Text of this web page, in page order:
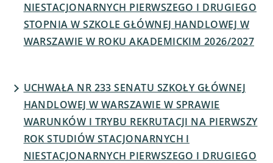
NIESTACJONARNYCH PIERWSZEGO I DRUGIEGO
STOPNIA W SZKOLE GŁÓWNEJ HANDLOWEJ W
WARSZAWIE W ROKU AKADEMICKIM 2026/2027
UCHWAŁA NR 233 SENATU SZKOŁY GŁÓWNEJ
HANDLOWEJ W WARSZAWIE W SPRAWIE
WARUNKÓW I TRYBU REKRUTACJI NA PIERWSZY
ROK STUDIÓW STACJONARNYCH I
NIESTACJONARNYCH PIERWSZEGO I DRUGIEGO